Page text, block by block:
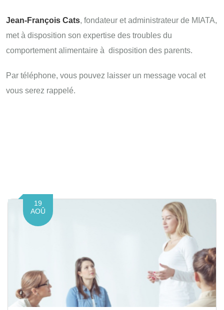
Jean-François Cats, fondateur et administrateur de MIATA,
met à disposition son expertise des troubles du
comportement alimentaire à disposition des parents.
Par téléphone, vous pouvez laisser un message vocal et
vous serez rappelé.
19
AOÛ